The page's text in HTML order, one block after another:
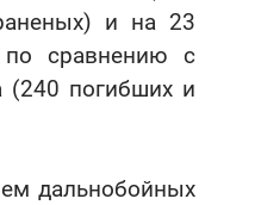
и на 23
по сравнению с
(240 погибших и
дальнобойных